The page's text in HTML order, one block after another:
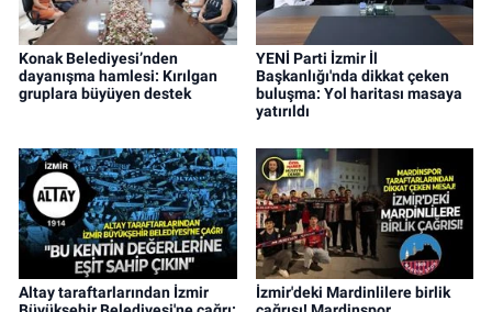
Konak Belediyesi’nden
dayanışma hamlesi: Kırılgan
gruplara büyüyen destek
YENİ Parti İzmir İl
Başkanlığı'nda dikkat çeken
buluşma: Yol haritası masaya
yatırıldı
Altay taraftarlarından İzmir
İzmir'deki Mardinlilere birlik